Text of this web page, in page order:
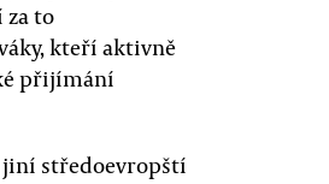
za to
kteří aktivně
přijímání
jiní středoevropští